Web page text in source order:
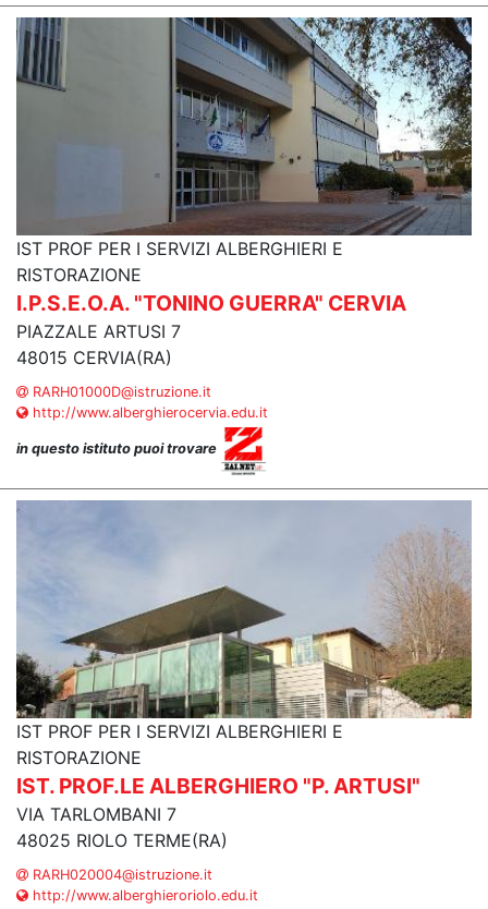
IST PROF PER I SERVIZI ALBERGHIERI E
RISTORAZIONE
I.P.S.E.O.A. "TONINO GUERRA" CERVIA
PIAZZALE ARTUSI 7
48015 CERVIA(RA)
RARH01000D@istruzione.it
http://www.alberghierocervia.edu.it
in questo istituto puoi trovare
IST PROF PER I SERVIZI ALBERGHIERI E
RISTORAZIONE
IST. PROF.LE ALBERGHIERO "P. ARTUSI"
VIA TARLOMBANI 7
48025 RIOLO TERME(RA)
RARH020004@istruzione.it
http://www.alberghieroriolo.edu.it